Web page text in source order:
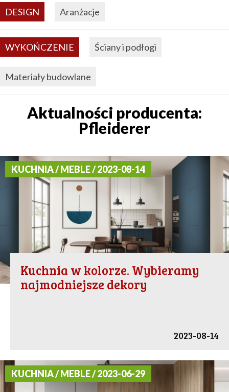
DESIGN Aranżacje
WYKOŃCZENIE Ściany i podłogi
Materiały budowlane
Aktualności producenta:
Pfleiderer
KUCHNIA / MEBLE / 2023-08-14
Kuchnia w kolorze. Wybieramy
najmodniejsze dekory
2023-08-14
KUCHNIA / MEBLE / 2023-06-29